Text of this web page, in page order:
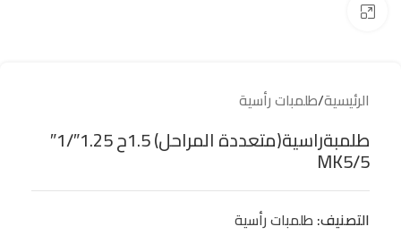
الرئيسية/طلمبات رأسية
طلمبةراسية(متعددة المراحل) 1.5ح 1.25″/1″
MK5/5
التصنيف: طلمبات رأسية